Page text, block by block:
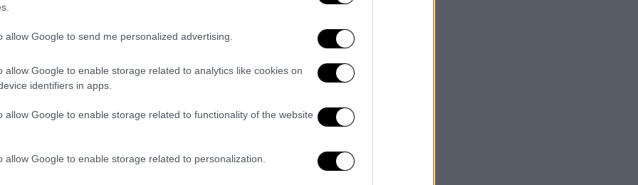
allow Google to send me personalized advertising.
allow Google to enable storage related to analytics like cookies on
identifiers in apps.
allow Google to enable storage related to functionality of the website
allow Google to enable storage related to personalization.
κατά την ίδια πηγή, που πρόσθεσε πως
εσπευσμένα εξαιτίας πυρκαγιών που
για αεροπορική επιδρομή με
κατοίκους να απομακρυνθούν από τα
της εφημερίδαςΙζβέστια.